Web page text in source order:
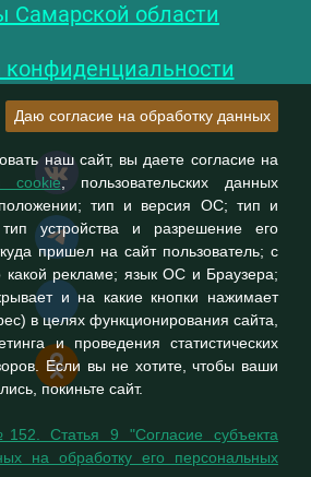
Самарской области
конфиденциальности
Даю согласие на обработку данных
наш сайт, вы даете согласие на
cookie, пользовательских данных
тип и версия ОС; тип и
устройства и разрешение его
пришел на сайт пользователь; с
какой рекламе; язык ОС и Браузера;
и на какие кнопки нажимает
в целях функционирования сайта,
и проведения статистических
Если вы не хотите, чтобы ваши
покиньте сайт.
Статья 9 "Согласие субъекта
на обработку его персональных